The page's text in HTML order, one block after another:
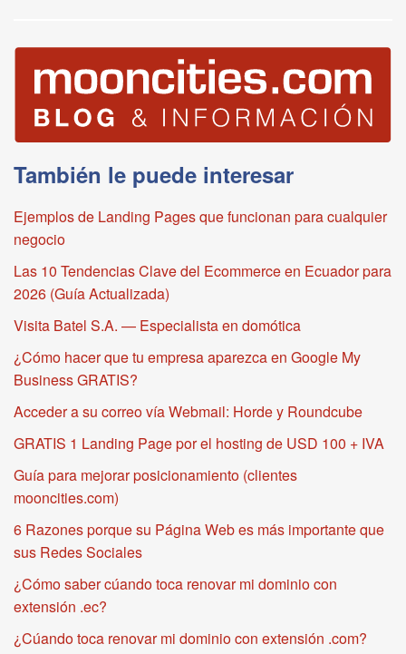
También le puede interesar
Ejemplos de Landing Pages que funcionan para cualquier
negocio
Las 10 Tendencias Clave del Ecommerce en Ecuador para
2026 (Guía Actualizada)
Visita Batel S.A. — Especialista en domótica
¿Cómo hacer que tu empresa aparezca en Google My
Business GRATIS?
Acceder a su correo vía Webmail: Horde y Roundcube
GRATIS 1 Landing Page por el hosting de USD 100 + IVA
Guía para mejorar posicionamiento (clientes
mooncities.com)
6 Razones porque su Página Web es más importante que
sus Redes Sociales
¿Cómo saber cúando toca renovar mi dominio con
extensión .ec?
¿Cúando toca renovar mi dominio con extensión .com?